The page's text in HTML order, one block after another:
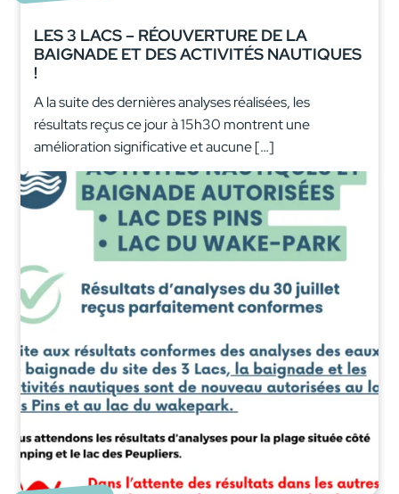
LES 3 LACS – RÉOUVERTURE DE LA
BAIGNADE ET DES ACTIVITÉS NAUTIQUES
!
A la suite des dernières analyses réalisées, les
résultats reçus ce jour à 15h30 montrent une
amélioration significative et aucune […]